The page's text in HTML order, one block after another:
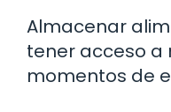
Almacenar
tener acceso a
momentos de